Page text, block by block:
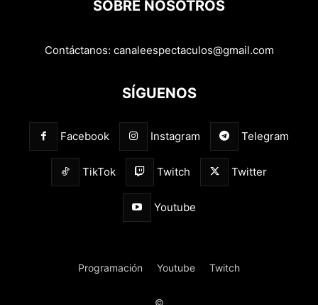
SOBRE NOSOTROS
Contáctanos: canaleespectaculos@gmail.com
SÍGUENOS
Facebook Instagram Telegram
TikTok Twitch Twitter
Youtube
Programación Youtube Twitch